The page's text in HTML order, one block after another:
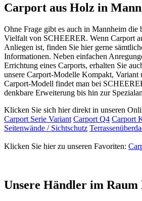
Carport aus Holz in
Ohne Frage gibt es auch in Mannheim die
Vielfalt von SCHEERER. Wenn Carport
Anliegen ist, finden Sie hier gerne
Informationen. Neben einfachen
Errichtung eines Carports, erhalten Sie
unsere Carport-Modelle Kompakt, Variant
Carport-Modell findet man bei
denkbare Erweiterung bis hin zur
Klicken Sie sich hier direkt in unseren
Carport Serie Variant Carport Q4 Carport
Seitenwände / Sichtschutz
Klicken Sie hier zu unseren Favoriten:
Unsere Händler im Raum